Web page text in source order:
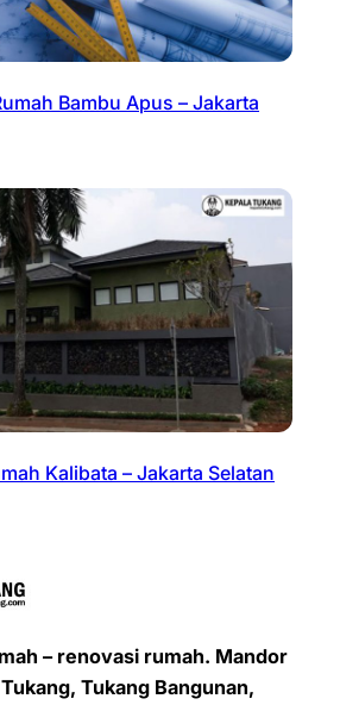
Bambu Apus – Jakarta
Kalibata – Jakarta Selatan
– renovasi rumah. Mandor
Tukang Bangunan,